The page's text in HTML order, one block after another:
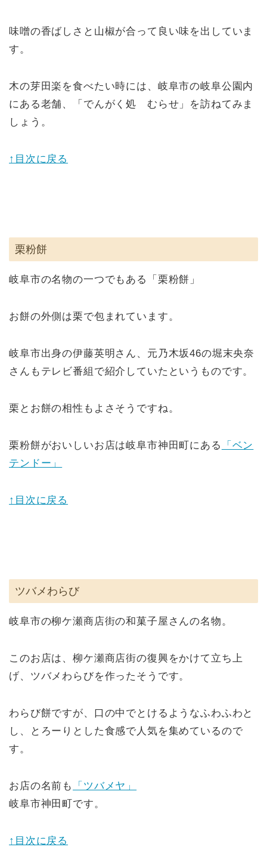
味噌の香ばしさと山椒が合って良い味を出していま
す。
木の芽田楽を食べたい時には、岐阜市の岐阜公園内
にある老舗、「でんがく処 むらせ」を訪ねてみま
しょう。
↑目次に戻る
栗粉餅
岐阜市の名物の一つでもある「栗粉餅」
お餅の外側は栗で包まれています。
岐阜市出身の伊藤英明さん、元乃木坂46の堀末央奈
さんもテレビ番組で紹介していたというものです。
栗とお餅の相性もよさそうですね。
栗粉餅がおいしいお店は岐阜市神田町にある
「ベン
テンドー」
↑目次に戻る
ツバメわらび
岐阜市の柳ケ瀬商店街の和菓子屋さんの名物。
このお店は、柳ケ瀬商店街の復興をかけて立ち上
げ、ツバメわらびを作ったそうです。
わらび餅ですが、口の中でとけるようなふわふわと
し、とろーりとした食感で人気を集めているので
す。
お店の名前も
「ツバメヤ」
岐阜市神田町です。
↑目次に戻る